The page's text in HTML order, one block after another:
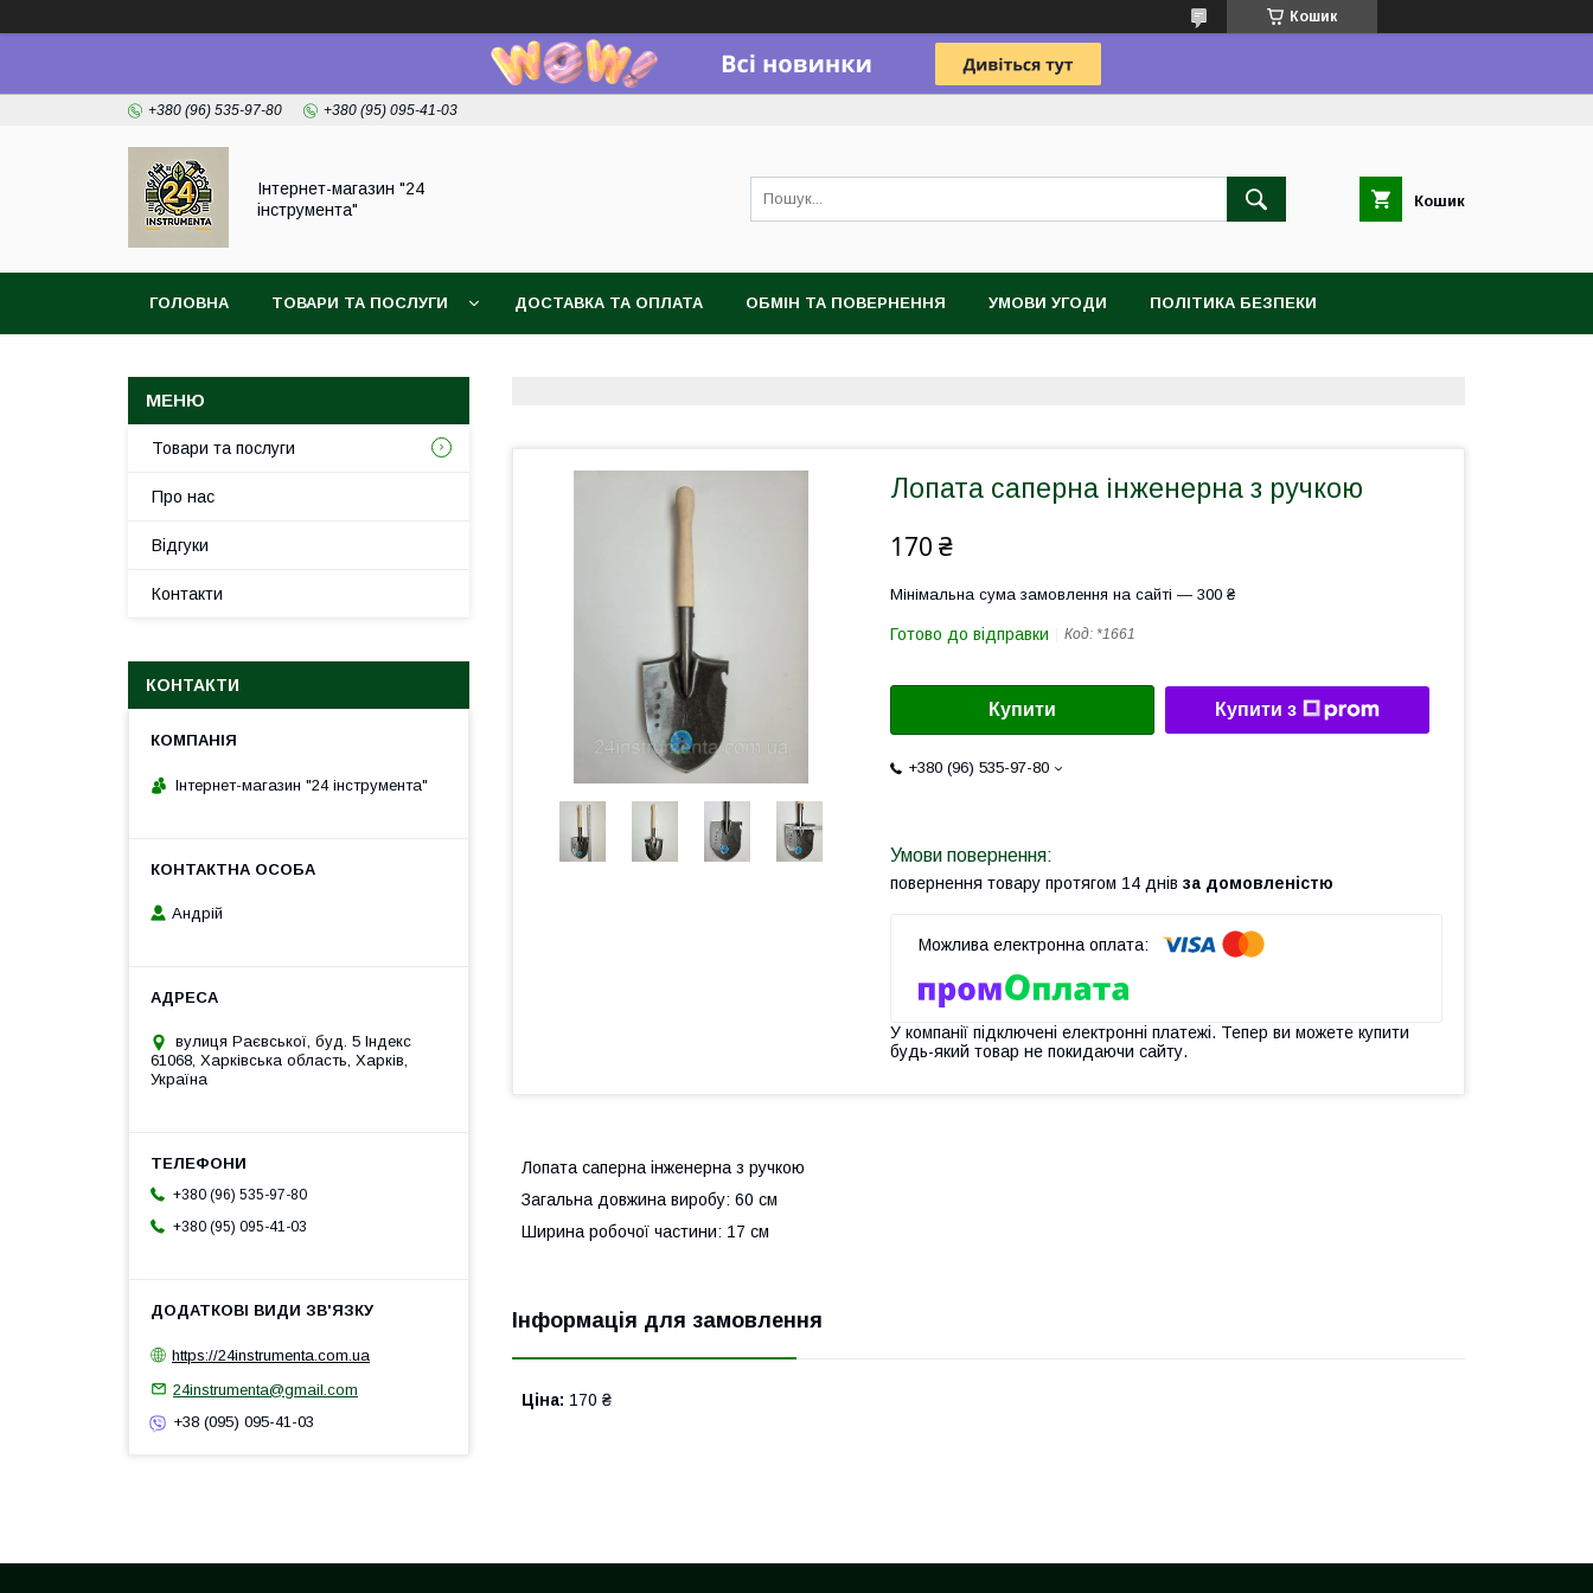
Кошик
+380 (96) 535-97-80 +380 (95) 095-41-03
Інтернет-магазин "24
інструмента"
Кошик
ГОЛОВНА ТОВАРИ ТА ПОСЛУГИ ДОСТАВКА ТА ОПЛАТА ОБМІН ТА ПОВЕРНЕННЯ УМОВИ УГОДИ ПОЛІТИКА БЕЗПЕКИ
Лопата саперна інженерна з ручкою
170 ₴
Мінімальна сума замовлення на сайті — 300 ₴
Готово до відправки Код: *1661
Купити Купити з
+380 (96) 535-97-80
повернення товару протягом 14 днів за домовленістю
У компанії підключені електронні платежі. Тепер ви можете купити
будь-який товар не покидаючи сайту.
Лопата саперна інженерна з ручкою
Загальна довжина виробу: 60 см
Ширина робочої частини: 17 см
Інформація для замовлення
Ціна: 170 ₴
Товари та послуги
Про нас
Відгуки
Контакти
КОНТАКТИ
Інтернет-магазин "24 інструмента"
Андрій
вулиця Раєвської, буд. 5 Індекс
61068, Харківська область, Харків,
Україна
+380 (96) 535-97-80
+380 (95) 095-41-03
https://24instrumenta.com.ua
24instrumenta@gmail.com
+38 (095) 095-41-03